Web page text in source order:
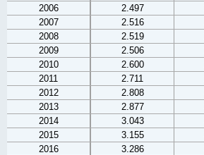
2006
2.497
2007
2.516
2008
2.519
2009
2.506
2010
2.600
2011
2.711
2012
2.808
2013
2.877
2014
3.043
2015
3.155
2016
3.286